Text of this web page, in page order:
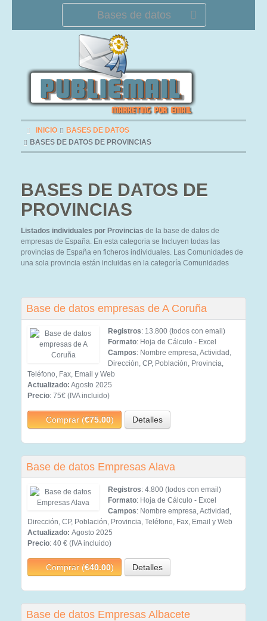
Bases de datos
INICIO
BASES DE DATOS
BASES DE DATOS DE PROVINCIAS
BASES DE DATOS DE
PROVINCIAS
Listados individuales por Provincias de la base de datos de
empresas de España. En esta categoria se Incluyen todas las
provincias de España en ficheros individuales. Las Comunidades de
una sola provincia están incluidas en la categoría Comunidades
Base de datos empresas de A Coruña
Registros: 13.800 (todos con email)
Formato: Hoja de Cálculo - Excel
Campos: Nombre empresa, Actividad,
Dirección, CP, Población, Provincia,
Teléfono, Fax, Email y Web
Actualizado: Agosto 2025
Precio: 75€ (IVA incluido)
Comprar (€75.00) Detalles
Base de datos Empresas Alava
Registros: 4.800 (todos con email)
Formato: Hoja de Cálculo - Excel
Campos: Nombre empresa, Actividad,
Dirección, CP, Población, Provincia, Teléfono, Fax, Email y Web
Actualizado: Agosto 2025
Precio: 40 € (IVA incluido)
Comprar (€40.00) Detalles
Base de datos Empresas Albacete